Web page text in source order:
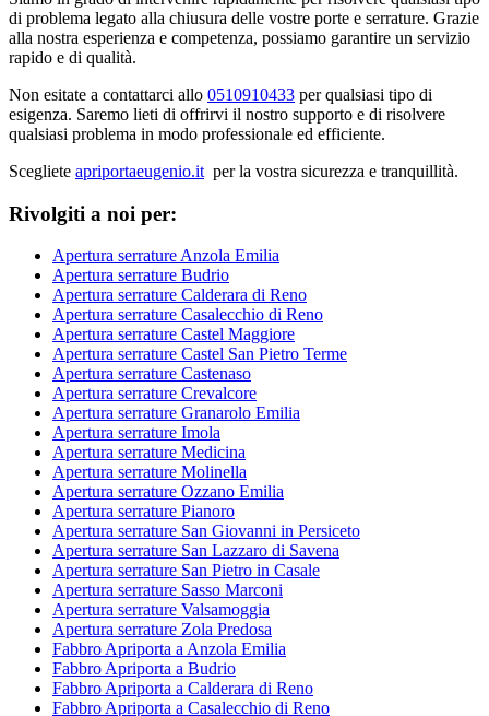
di problema legato alla chiusura delle vostre porte e serrature. Grazie
alla nostra esperienza e competenza, possiamo garantire un servizio
rapido e di qualità.
Non esitate a contattarci allo 0510910433 per qualsiasi tipo di
esigenza. Saremo lieti di offrirvi il nostro supporto e di risolvere
qualsiasi problema in modo professionale ed efficiente.
Scegliete apriportaeugenio.it per la vostra sicurezza e tranquillità.
Rivolgiti a noi per:
Apertura serrature Anzola Emilia
Apertura serrature Budrio
Apertura serrature Calderara di Reno
Apertura serrature Casalecchio di Reno
Apertura serrature Castel Maggiore
Apertura serrature Castel San Pietro Terme
Apertura serrature Castenaso
Apertura serrature Crevalcore
Apertura serrature Granarolo Emilia
Apertura serrature Imola
Apertura serrature Medicina
Apertura serrature Molinella
Apertura serrature Ozzano Emilia
Apertura serrature Pianoro
Apertura serrature San Giovanni in Persiceto
Apertura serrature San Lazzaro di Savena
Apertura serrature San Pietro in Casale
Apertura serrature Sasso Marconi
Apertura serrature Valsamoggia
Apertura serrature Zola Predosa
Fabbro Apriporta a Anzola Emilia
Fabbro Apriporta a Budrio
Fabbro Apriporta a Calderara di Reno
Fabbro Apriporta a Casalecchio di Reno